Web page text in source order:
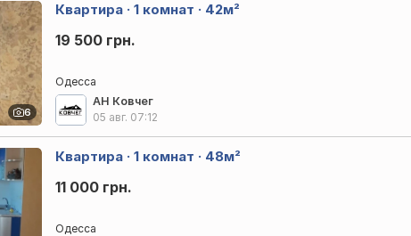
6
Квартира · 1 комнат · 42м²
19 500 грн.
Одесса
АН Ковчег
05 авг. 07:12
Квартира · 1 комнат · 48м²
11 000 грн.
Одесса